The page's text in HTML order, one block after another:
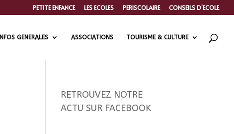
PETITE ENFANCE LES ECOLES PERISCOLAIRE CONSEILS D’ECOLE
INFOS GENERALES ASSOCIATIONS TOURISME & CULTURE
RETROUVEZ NOTRE
ACTU SUR FACEBOOK